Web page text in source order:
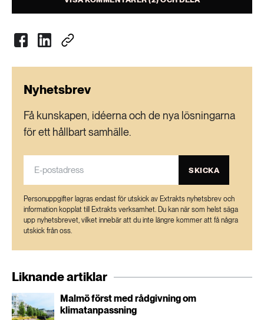
Nyhetsbrev
Få kunskapen, idéerna och de nya lösningarna
för ett hållbart samhälle.
SKICKA
Personuppgifter lagras endast för utskick av Extrakts nyhetsbrev och
information kopplat till Extrakts verksamhet. Du kan när som helst säga
upp nyhetsbrevet, vilket innebär att du inte längre kommer att få några
utskick från oss.
Liknande artiklar
Malmö först med rådgivning om
klimatanpassning